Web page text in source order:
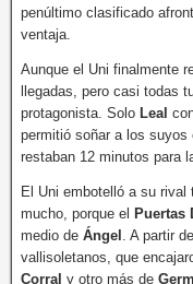
penúltimo clasificado
ventaja.
Aunque el Uni finalmente
llegadas, pero casi todas
protagonista. Solo Leal
permitió soñar a los suyos
restaban 12 minutos para
El Uni embotelló a su
mucho, porque el Puertas
medio de Ángel . A partir
vallisoletanos, que
Corral y otro más de